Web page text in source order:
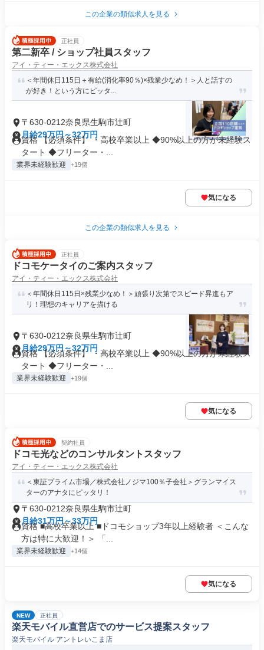
この企業の類似求人を見る
正社員
第二新卒 / ショップ社員スタッフ
アイ・ティー・エックス株式会社
＜年間休日115日＋有給(消化率90％)×残業少なめ！＞人と話すの
が好き！という方にピッタ...
〒630-0212奈良県生駒市辻町
月給29万円～32万円
資格 【必須条件】 ・高校卒業以上 ◆90%以上の方が未経験ス
タート ◆フリーター・...
業界未経験歓迎 +19個
気になる
この企業の類似求人を見る
正社員
ドコモケータイのご案内スタッフ
アイ・ティー・エックス株式会社
＜年間休日115日×残業少なめ！＞頑張り次第でスピード昇進もア
リ！理想のキャリアを描ける
〒630-0212奈良県生駒市辻町
月給29万円～32万円
資格 【必須条件】 ・高校卒業以上 ◆90%以上の方が未経験ス
タート ◆フリーター・...
業界未経験歓迎 +19個
気になる
契約社員
ドコモ光などのコンサルタントスタッフ
アイ・ティー・エックス株式会社
＜東証プライム市場／株式会社ノジマ100％子会社＞グランマイス
ターのアナタにピッタリ！
〒630-0212奈良県生駒市辻町
月給31万円～33万円
資格 ■高校卒業以上 ■ドコモショップ3年以上経験者 ＜こんな
方は特に大歓迎！＞ 「...
業界未経験歓迎 +14個
気になる
NEW 正社員
楽天モバイル直営店でのサービス提案スタッフ
楽天モバイル アントレいこま店